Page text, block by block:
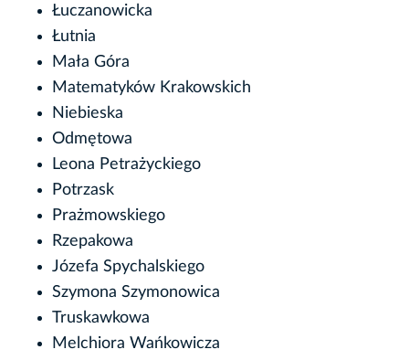
Łuczanowicka
Łutnia
Mała Góra
Matematyków Krakowskich
Niebieska
Odmętowa
Leona Petrażyckiego
Potrzask
Prażmowskiego
Rzepakowa
Józefa Spychalskiego
Szymona Szymonowica
Truskawkowa
Melchiora Wańkowicza